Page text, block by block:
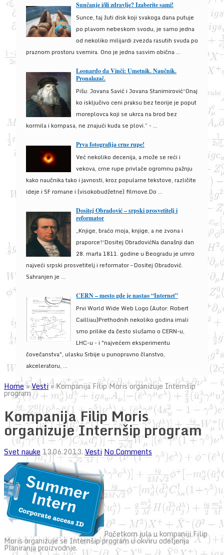
Sunčanje i/ili zdravlje? Izaberite sami!
Sunce, taj žuti disk koji svakoga dana putuje
po plavom nebeskom svodu, je samo jedna
od nekoliko milijardi zvezda rasutih svuda po
praznom prostoru svemira. Ono je jedna sasvim obična ...
Leonardo da Vinči: Umetnik. Naučnik.
Pronalazač.
Pišu: Jovana Savić i Jovana Stanimirović“Onaj
ko isključivo ceni praksu bez teorije je poput
moreplovca koji se ukrca na brod bez
kormila i kompasa, ne znajući kuda se plovi.” - ...
Prva fotografija crne rupe!
Već nekoliko decenija, a može se reći i
vekova, crne rupe privlače ogromnu pažnju
kako naučnika tako i javnosti, kroz popularne tekstove, različite
ideje i SF romane i (visokobudžetne) filmove.Do ...
Dositej Obradović – srpski prosvetitelj i
reformator
„Knjige, braćo moja, knjige, a ne zvona i
praporce!“Dositej ObradovićNa današnji dan
28. marta 1811. godine u Beogradu je umro
najveći srpski prosvetitelj i reformator – Dositej Obradović.
Sahranjen je ...
CERN – mesto gde je nastao “Internet”
Prvi World Wide Web Logo (Autor: Robert
Cailliau)Prethodnih nekoliko godina imali
smo prilike da često slušamo o CERN-u,
LHC-u - i "najvećem eksperimentu
čovečanstva", ulasku Srbije u punopravno članstvo,
akceleratoru, ...
Home»Vesti»Kompanija Filip Moris organizuje Internšip
program
Kompanija Filip Moris
organizuje Internšip program
Svet nauke 13.06.2013. Vesti No Comments
Početkom jula u kompaniji Filip
Moris organizuje se Internšip program u okviru odeljenja
Planiranja proizvodnje.